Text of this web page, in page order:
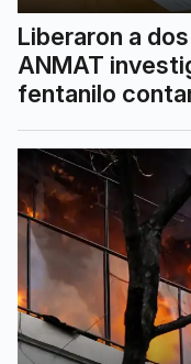
Liberaron a
ANMAT
fentanilo